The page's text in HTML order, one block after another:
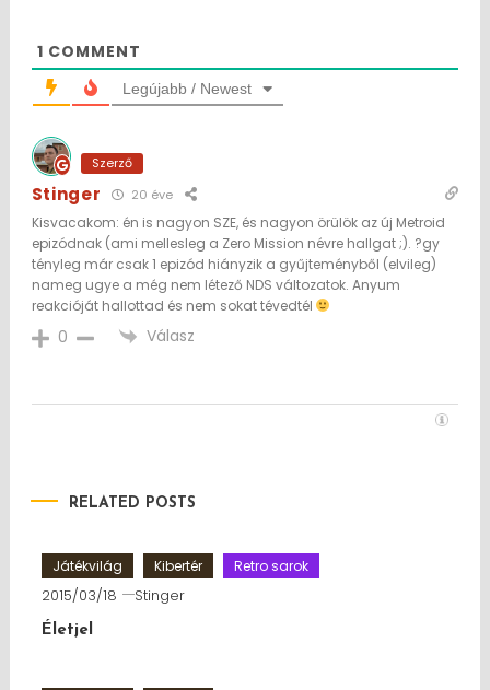
1 COMMENT
Legújabb / Newest
Szerző
Stinger 20 éve
Kisvacakom: én is nagyon SZE, és nagyon örülök az új Metroid
epizódnak (ami mellesleg a Zero Mission névre hallgat ;). ?gy
tényleg már csak 1 epizód hiányzik a gyűjteményből (elvileg)
nameg ugye a még nem létező NDS változatok. Anyum
reakcióját hallottad és nem sokat tévedtél
0 Válasz
RELATED POSTS
Játékvilág Kibertér Retro sarok
2015/03/18 Stinger
Életjel